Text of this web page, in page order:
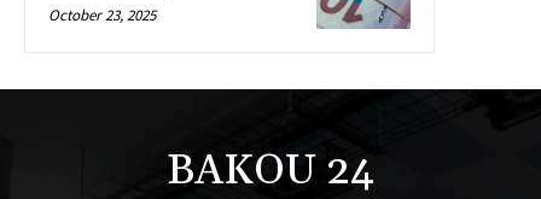
October 23, 2025
BAKOU 24